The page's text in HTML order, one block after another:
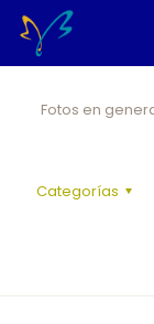
Fotos en
Categorías